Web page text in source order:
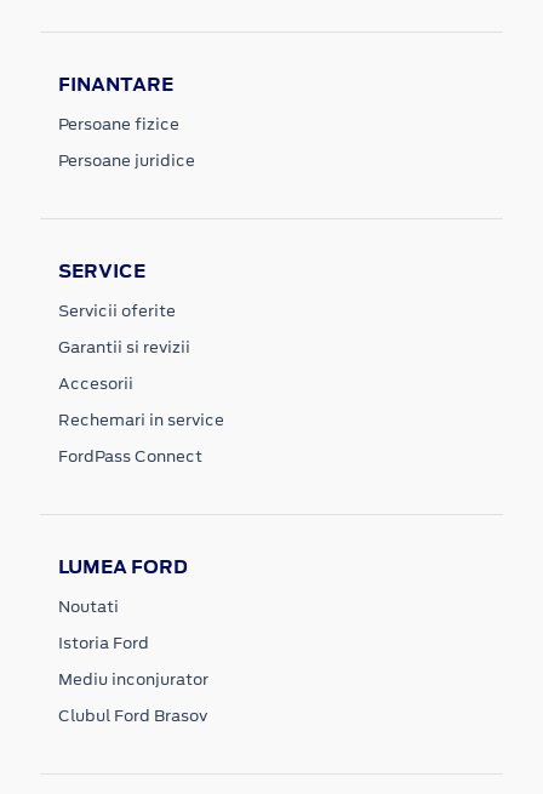
FINANTARE
Persoane fizice
Persoane juridice
SERVICE
Servicii oferite
Garantii si revizii
Accesorii
Rechemari in service
FordPass Connect
LUMEA FORD
Noutati
Istoria Ford
Mediu inconjurator
Clubul Ford Brasov